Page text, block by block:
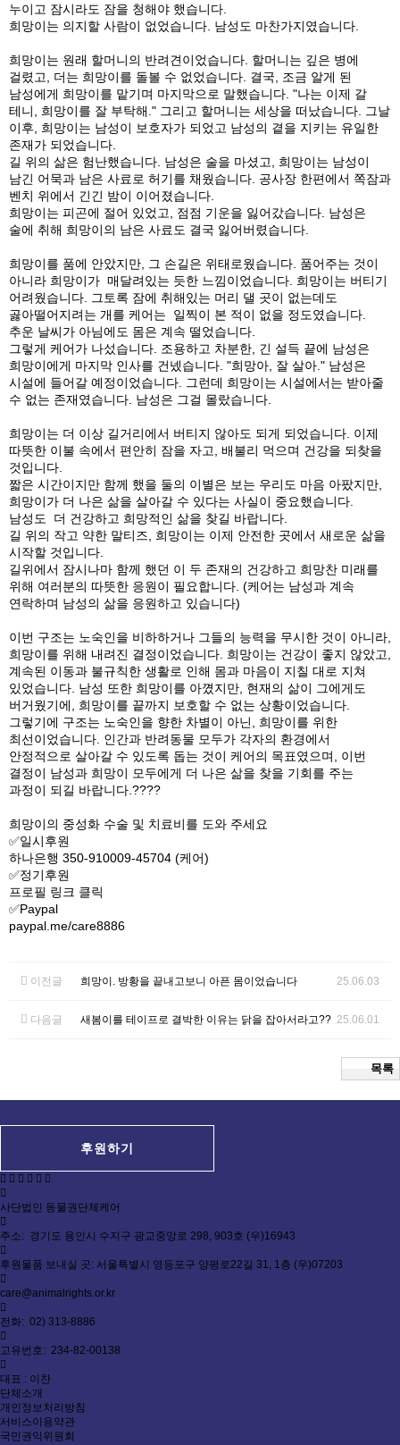
누이고 잠시라도 잠을 청해야 했습니다.
희망이는 의지할 사람이 없었습니다. 남성도 마찬가지였습니다.
희망이는 원래 할머니의 반려견이었습니다. 할머니는 깊은 병에
걸렸고, 더는 희망이를 돌볼 수 없었습니다. 결국, 조금 알게 된
남성에게 희망이를 맡기며 마지막으로 말했습니다. "나는 이제 갈
테니, 희망이를 잘 부탁해." 그리고 할머니는 세상을 떠났습니다. 그날
이후, 희망이는 남성이 보호자가 되었고 남성의 곁을 지키는 유일한
존재가 되었습니다.
길 위의 삶은 험난했습니다. 남성은 술을 마셨고, 희망이는 남성이
남긴 어묵과 남은 사료로 허기를 채웠습니다. 공사장 한편에서 쪽잠과
벤치 위에서 긴긴 밤이 이어졌습니다.
희망이는 피곤에 절어 있었고, 점점 기운을 잃어갔습니다. 남성은
술에 취해 희망이의 남은 사료도 결국 잃어버렸습니다.
희망이를 품에 안았지만, 그 손길은 위태로웠습니다. 품어주는 것이
아니라 희망이가 매달려있는 듯한 느낌이었습니다. 희망이는 버티기
어려웠습니다. 그토록 잠에 취해있는 머리 댈 곳이 없는데도
곯아떨어지려는 개를 케어는 일찍이 본 적이 없을 정도였습니다.
추운 날씨가 아님에도 몸은 계속 떨었습니다.
그렇게 케어가 나섰습니다. 조용하고 차분한, 긴 설득 끝에 남성은
희망이에게 마지막 인사를 건넸습니다. "희망아, 잘 살아." 남성은
시설에 들어갈 예정이었습니다. 그런데 희망이는 시설에서는 받아줄
수 없는 존재였습니다. 남성은 그걸 몰랐습니다.
희망이는 더 이상 길거리에서 버티지 않아도 되게 되었습니다. 이제
따뜻한 이불 속에서 편안히 잠을 자고, 배불리 먹으며 건강을 되찾을
것입니다.
짧은 시간이지만 함께 했을 둘의 이별은 보는 우리도 마음 아팠지만,
희망이가 더 나은 삶을 살아갈 수 있다는 사실이 중요했습니다.
남성도 더 건강하고 희망적인 삶을 찾길 바랍니다.
길 위의 작고 약한 말티즈, 희망이는 이제 안전한 곳에서 새로운 삶을
시작할 것입니다.
길위에서 잠시나마 함께 했던 이 두 존재의 건강하고 희망찬 미래를
위해 여러분의 따뜻한 응원이 필요합니다. (케어는 남성과 계속
연락하며 남성의 삶을 응원하고 있습니다)
이번 구조는 노숙인을 비하하거나 그들의 능력을 무시한 것이 아니라,
희망이를 위해 내려진 결정이었습니다. 희망이는 건강이 좋지 않았고,
계속된 이동과 불규칙한 생활로 인해 몸과 마음이 지칠 대로 지쳐
있었습니다. 남성 또한 희망이를 아꼈지만, 현재의 삶이 그에게도
버거웠기에, 희망이를 끝까지 보호할 수 없는 상황이었습니다.
그렇기에 구조는 노숙인을 향한 차별이 아닌, 희망이를 위한
최선이었습니다. 인간과 반려동물 모두가 각자의 환경에서
안정적으로 살아갈 수 있도록 돕는 것이 케어의 목표였으며, 이번
결정이 남성과 희망이 모두에게 더 나은 삶을 찾을 기회를 주는
과정이 되길 바랍니다.????
희망이의 중성화 수술 및 치료비를 도와 주세요
✅일시후원
하나은행 350-910009-45704 (케어)
✅정기후원
프로필 링크 클릭
✅Paypal
paypal.me/care8886
이전글 희망이. 방황을 끝내고보니 아픈 몸이었습니다 25.06.03
다음글 새봄이를 테이프로 결박한 이유는 닭을 잡아서라고?? 25.06.01
목록
후원하기
사단법인 동물권단체케어
주소: 경기도 용인시 수지구 광교중앙로 298, 903호 (우)16943
후원물품 보내실 곳: 서울특별시 영등포구 양평로22길 31, 1층 (우)07203
care@animalrights.or.kr
전화: 02) 313-8886
고유번호: 234-82-00138
대표 : 이찬
단체소개
개인정보처리방침
서비스이용약관
국민권익위원회